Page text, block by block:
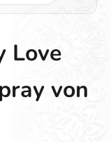
Love
von